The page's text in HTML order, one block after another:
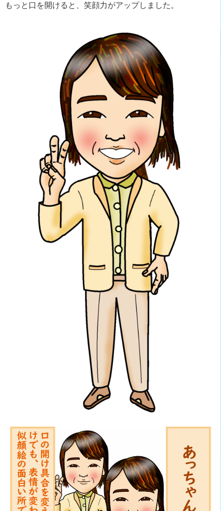
もっと口を開けると、笑顔力がアップしました。